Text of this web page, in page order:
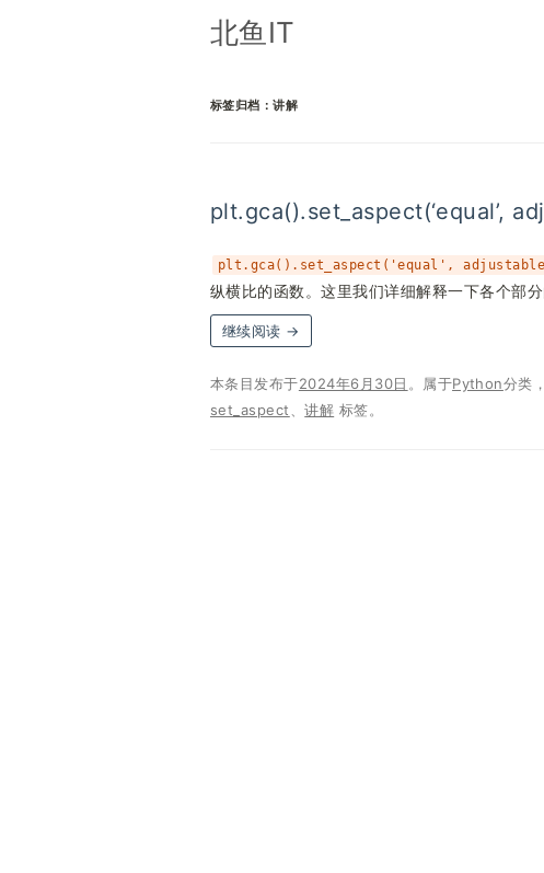
北鱼IT
标签归档：讲解
plt.gca().set_aspect(‘equal’,
plt.gca().set_aspect('equal',
纵横比的函数。这里我们详细解释一下各个部分
继续阅读 →
本条目发布于2024年6月30日 。属于Python分类
set_aspect
、讲解 标签。